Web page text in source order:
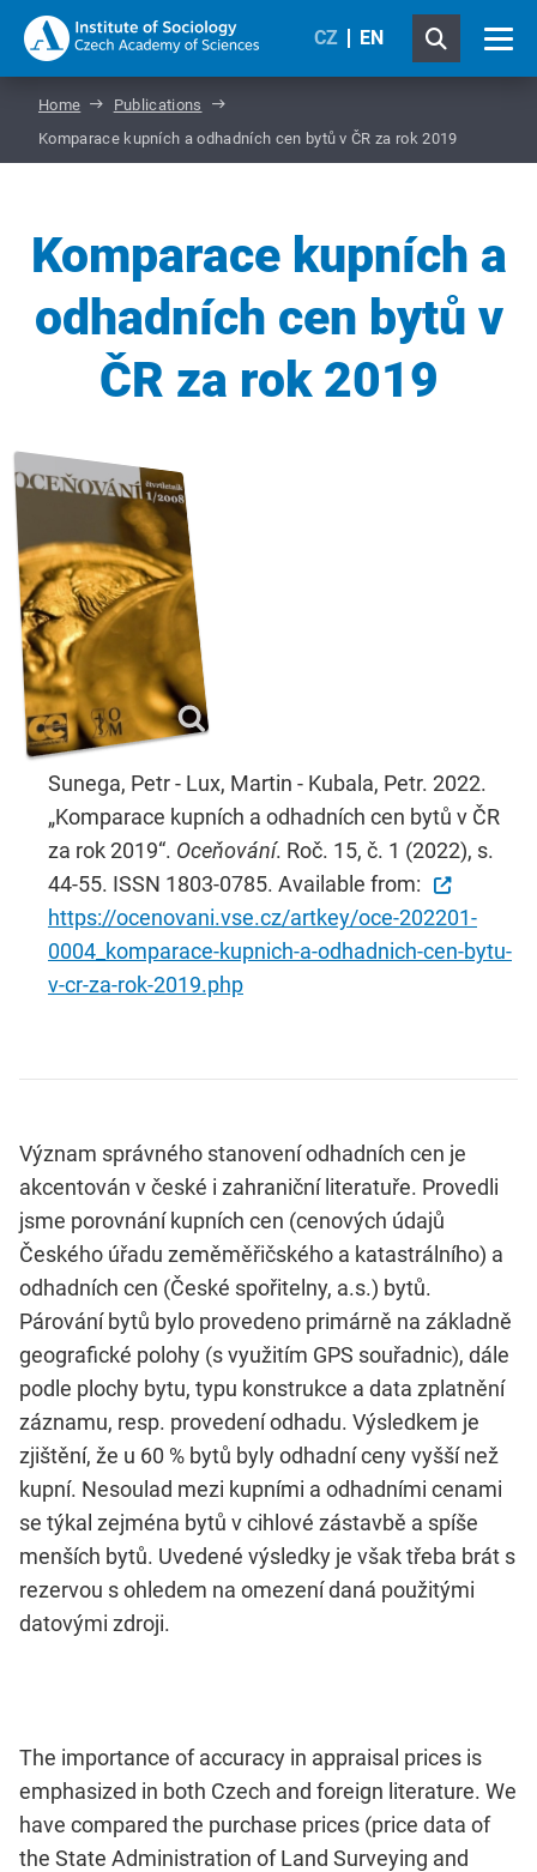
CZ EN
Home
Publications
Komparace kupních a odhadních cen bytů v ČR za rok 2019
Komparace kupních a
odhadních cen bytů v
ČR za rok 2019
Sunega, Petr - Lux, Martin - Kubala, Petr. 2022.
„Komparace kupních a odhadních cen bytů v ČR
za rok 2019“. Oceňování. Roč. 15, č. 1 (2022), s.
44-55. ISSN 1803-0785. Available from:
https://ocenovani.vse.cz/artkey/oce-202201-
0004_komparace-kupnich-a-odhadnich-cen-bytu-
v-cr-za-rok-2019.php
Význam správného stanovení odhadních cen je
akcentován v české i zahraniční literatuře. Provedli
jsme porovnání kupních cen (cenových údajů
Českého úřadu zeměměřičského a katastrálního) a
odhadních cen (České spořitelny, a.s.) bytů.
Párování bytů bylo provedeno primárně na základně
geografické polohy (s využitím GPS souřadnic), dále
podle plochy bytu, typu konstrukce a data zplatnění
záznamu, resp. provedení odhadu. Výsledkem je
zjištění, že u 60 % bytů byly odhadní ceny vyšší než
kupní. Nesoulad mezi kupními a odhadními cenami
se týkal zejména bytů v cihlové zástavbě a spíše
menších bytů. Uvedené výsledky je však třeba brát s
rezervou s ohledem na omezení daná použitými
datovými zdroji.
The importance of accuracy in appraisal prices is
emphasized in both Czech and foreign literature. We
have compared the purchase prices (price data of
the State Administration of Land Surveying and